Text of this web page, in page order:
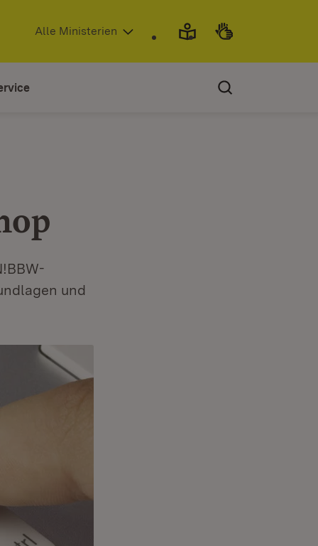
in neuem Fenster)
Alle Ministerien
und